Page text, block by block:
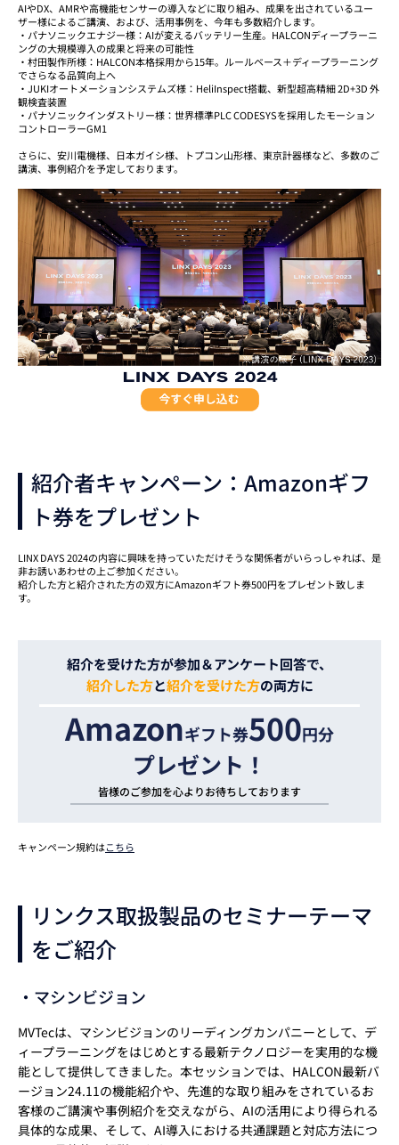
AIやDX、AMRや高機能センサーの導入などに取り組み、成果を出されているユー
ザー様によるご講演、および、活用事例を、今年も多数紹介します。
・パナソニックエナジー様：AIが変えるバッテリー生産。HALCONディープラーニ
ングの大規模導入の成果と将来の可能性
・村田製作所様：HALCON本格採用から15年。ルールベース＋ディープラーニング
でさらなる品質向上へ
・JUKIオートメーションシステムズ様：HeliInspect搭載、新型超高精細 2D+3D 外
観検査装置
・パナソニックインダストリー様：世界標準PLC CODESYSを採用したモーション
コントローラーGM1
さらに、安川電機様、日本ガイシ様、トプコン山形様、東京計器様など、多数のご
講演、事例紹介を予定しております。
紹介者キャンペーン：Amazonギフ
ト券をプレゼント
LINX DAYS 2024の内容に興味を持っていただけそうな関係者がいらっしゃれば、是
非お誘いあわせの上ご参加ください。
紹介した方と紹介された方の双方にAmazonギフト券500円をプレゼント致しま
す。
紹介を受けた方が参加＆アンケート回答で、
紹介した方と紹介を受けた方の両方に
Amazonギフト券500円分
プレゼント！
皆様のご参加を心よりお待ちしております
キャンペーン規約はこちら
リンクス取扱製品のセミナーテーマ
をご紹介
・マシンビジョン
MVTecは、マシンビジョンのリーディングカンパニーとして、デ
ィープラーニングをはじめとする最新テクノロジーを実用的な機
能として提供してきました。本セッションでは、HALCON最新バ
ージョン24.11の機能紹介や、先進的な取り組みをされているお
客様のご講演や事例紹介を交えながら、AIの活用により得られる
具体的な成果、そして、AI導入における共通課題と対応方法につ